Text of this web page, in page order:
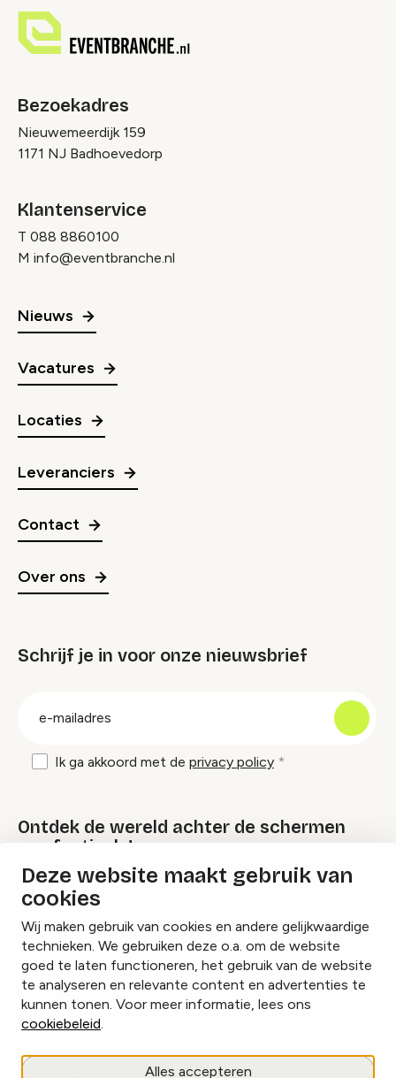
Deze website maakt gebruik van
cookies
Wij maken gebruik van cookies en andere gelijkwaardige
technieken. We gebruiken deze o.a. om de website
goed te laten functioneren, het gebruik van de website
te analyseren en relevante content en advertenties te
kunnen tonen. Voor meer informatie, lees ons
cookiebeleid.
Alles accepteren
Bezoekadres
Nieuwemeerdijk 159
1171 NJ Badhoevedorp
Klantenservice
T 088 8860100
M info@eventbranche.nl
Nieuws
Vacatures
Locaties
Leveranciers
Contact
Over ons
Schrijf je in voor onze nieuwsbrief
Ik ga akkoord met de privacy policy
Ontdek de wereld achter de schermen
van festivals!
Lees onze Festival Specials
InstagramFacebookLinkedIn
Cookies beheren